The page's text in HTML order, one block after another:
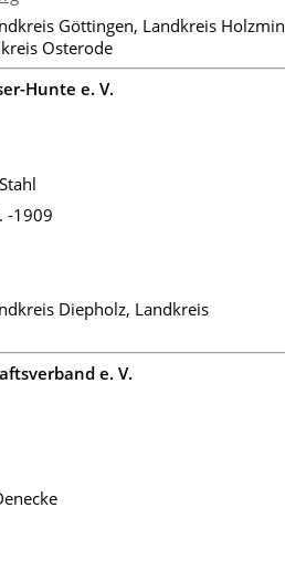
Göttingen, Landkreis
Osterode
Hunte e. V.
-1909
Diepholz, Landkreis
e. V.